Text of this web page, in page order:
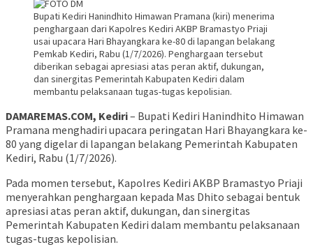
Bupati Kediri Hanindhito Himawan Pramana (kiri) menerima
penghargaan dari Kapolres Kediri AKBP Bramastyo Priaji
usai upacara Hari Bhayangkara ke-80 di lapangan belakang
Pemkab Kediri, Rabu (1/7/2026). Penghargaan tersebut
diberikan sebagai apresiasi atas peran aktif, dukungan,
dan sinergitas Pemerintah Kabupaten Kediri dalam
membantu pelaksanaan tugas-tugas kepolisian.
DAMAREMAS.COM, Kediri– Bupati Kediri Hanindhito Himawan
Pramana menghadiri upacara peringatan Hari Bhayangkara ke-
80 yang digelar di lapangan belakang Pemerintah Kabupaten
Kediri, Rabu (1/7/2026).
Pada momen tersebut, Kapolres Kediri AKBP Bramastyo Priaji
menyerahkan penghargaan kepada Mas Dhito sebagai bentuk
apresiasi atas peran aktif, dukungan, dan sinergitas
Pemerintah Kabupaten Kediri dalam membantu pelaksanaan
tugas-tugas kepolisian.